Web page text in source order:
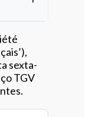
sexta-
TGV